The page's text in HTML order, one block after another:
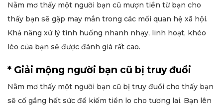
Nằm mơ thấy một người bạn cũ mượn tiền từ bạn cho
thấy bạn sẽ gặp may mắn trong các mối quan hệ xã hội.
Khả năng xử lý tình huống nhanh nhạy, linh hoạt, khéo
léo của bạn sẽ được đánh giá rất cao.
* Giải mộng người bạn cũ bị truy đuổi
Nằm mơ thấy một người bạn cũ bị truy đuổi cho thấy bạn
sẽ cố gắng hết sức để kiếm tiền lo cho tương lai. Bạn lên